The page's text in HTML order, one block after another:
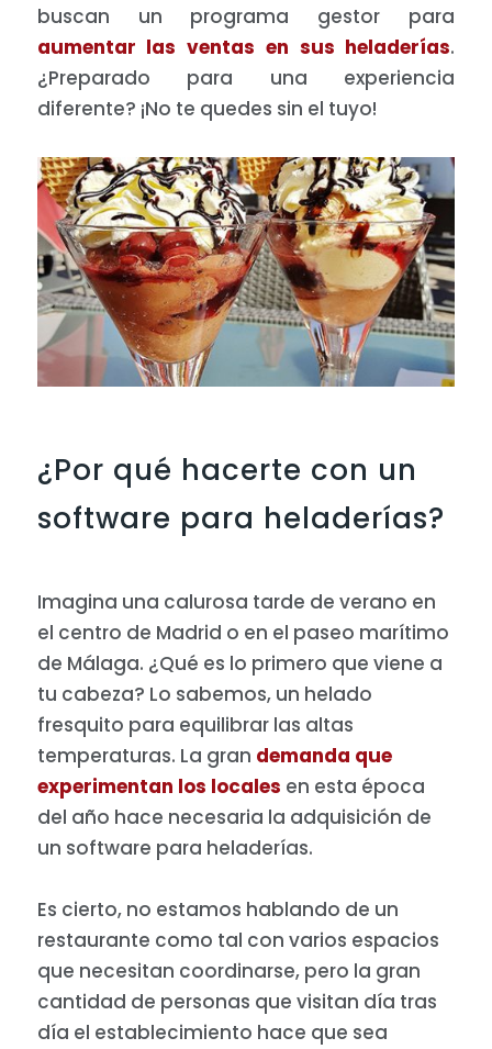
buscan un programa gestor para
aumentar las ventas en sus heladerías.
¿Preparado para una experiencia
diferente? ¡No te quedes sin el tuyo!
¿Por qué hacerte con un
software para heladerías?
Imagina una calurosa tarde de verano en
el centro de Madrid o en el paseo marítimo
de Málaga. ¿Qué es lo primero que viene a
tu cabeza? Lo sabemos, un helado
fresquito para equilibrar las altas
temperaturas. La gran demanda que
experimentan los locales en esta época
del año hace necesaria la adquisición de
un software para heladerías.
Es cierto, no estamos hablando de un
restaurante como tal con varios espacios
que necesitan coordinarse, pero la gran
cantidad de personas que visitan día tras
día el establecimiento hace que sea